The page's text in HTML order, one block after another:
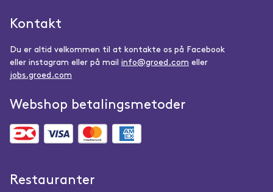
Kontakt
Du er altid velkommen til at kontakte os på Facebook
eller instagram eller på mail info@groed.com eller
jobs.groed.com
Webshop betalingsmetoder
Restauranter